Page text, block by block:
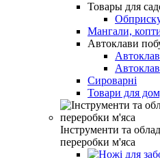
Товары для
Мангали,
Автоклави
Сироварні
Товари для
Інструменти та
переробки м'яса